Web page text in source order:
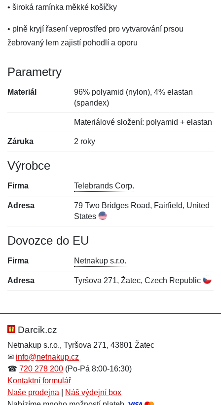
• široká ramínka měkké košíčky
• plně kryjí řasení veprostřed pro vytvarování prsou
žebrovaný lem zajistí pohodlí a oporu
Parametry
Materiál
96% polyamid (nylon), 4% elastan
(spandex)
Materiálové složení: polyamid + elastan
Záruka 2 roky
Výrobce
Firma Telebrands Corp.
Adresa
79 Two Bridges Road, Fairfield, United
States
Dovozce do EU
Firma Netnakup s.r.o.
Adresa Tyršova 271, Žatec, Czech Republic
Hodnocení:
Jméno: *
Jméno:
E-mail:*
Darcik.cz
Netnakup s.r.o., Tyršova 271, 43801 Žatec
✉ info@netnakup.cz
☎ 720 278 200 (Po-Pá 8:00-16:30)
Kontaktní formulář
Naše prodejna
Náš výdejní box